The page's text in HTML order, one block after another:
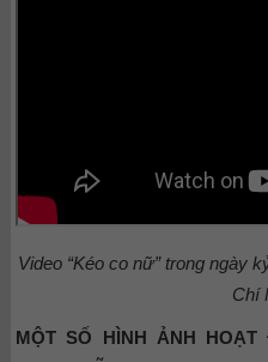
Video “Kéo co nữ” trong ngày
Chí
MỘT SỐ HÌNH ẢNH